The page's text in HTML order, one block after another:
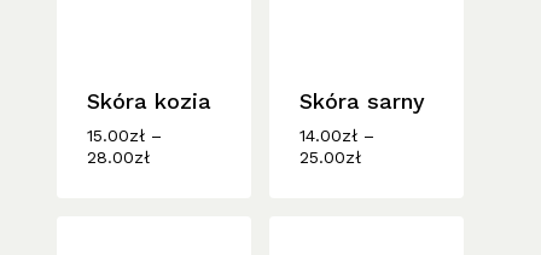
Skóra kozia
15.00zł –
28.00złZakres
Skóra sarny
14.00zł –
25.00złZakres